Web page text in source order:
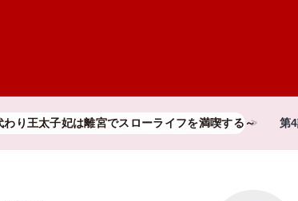
り王太子妃は離宮でスローライフを満喫する～ 第